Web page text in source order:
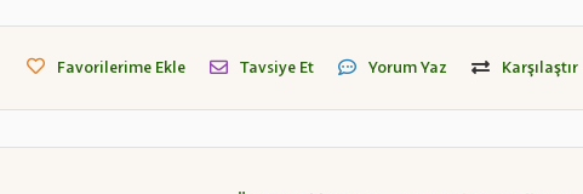
Favorilerime Ekle Tavsiye Et Yorum Yaz Karşılaştır